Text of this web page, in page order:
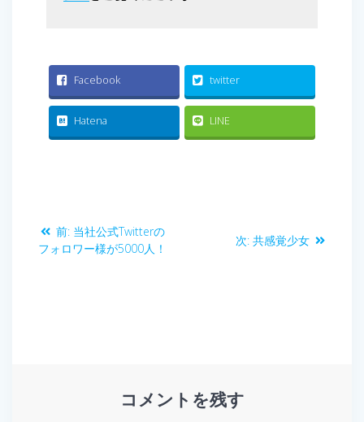
Facebook twitter
Hatena LINE
稿
前: 前
の
当社公式Twitterの
フォロワー様が5000人！
次: 次
共感覚少女
コメントを残す